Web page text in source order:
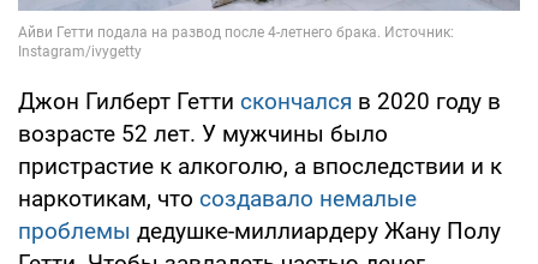
Джон Гилберт Гетти скончался в 2020 году в
возрасте 52 лет. У мужчины было
пристрастие к алкоголю, а впоследствии и к
наркотикам, что создавало немалые
проблемы дедушке-миллиардеру Жану Полу